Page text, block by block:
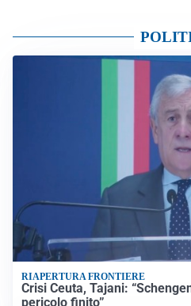
RIAPERTURA FRONTIERE
Crisi Ceuta, Tajani:
pericolo finito”